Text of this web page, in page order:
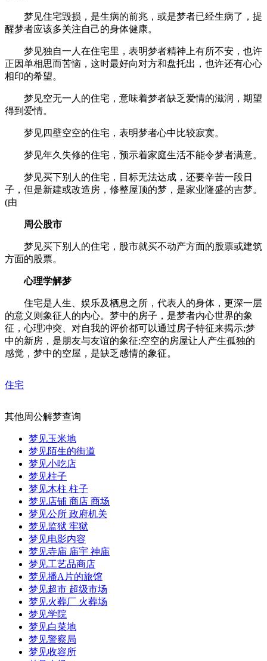
梦见住宅毁损，是生病的前兆，或是梦者已经生病了，提
醒梦者应该多关注自己的身体健康。
梦见独自一人在住宅里，表明梦者精神上有所不安，也许
正因单相思而苦恼，这时最好向对方和盘托出，也许还有心心
相印的希望。
梦见空无一人的住宅，意味着梦者缺乏爱情的滋润，期望
得到爱情。
梦见四壁空空的住宅，表明梦者心中比较寂寞。
梦见年久失修的住宅，预示着家庭生活不能令梦者满意。
梦见买下别人的住宅，目标无法达成，还要辛苦一段日
子，但是新建或改造房，修整屋顶的梦，是家业隆盛的吉梦。
(由
周公股市
梦见买下别人的住宅，股市就买不动产方面的股票或建筑
方面的股票。
心理学解梦
住宅是人生、娱乐及栖息之所，代表人的身体，更深一层
的意义则象征人的内心。梦中的房子，是梦者内心世界的象
征，心理冲突、对自我的评价都可以通过房子特征来揭示;梦
中的新房，是朋友与友谊的象征;空空的房屋让人产生孤独的
感觉，梦中的空屋，是缺乏感情的象征。
住宅
其他周公解梦查询
梦见玉米地
梦见陌生的街道
梦见小吃店
梦见柱子
梦见木柱 柱子
梦见店铺 商店 商场
梦见公所 政府机关
梦见监狱 牢狱
梦见电影内容
梦见寺庙 庙宇 神庙
梦见工艺品商店
梦见播A片的旅馆
梦见超市 超级市场
梦见火葬厂 火葬场
梦见学院
梦见白菜地
梦见警察局
梦见收容所